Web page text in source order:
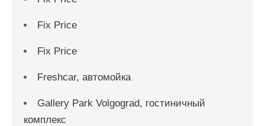
Fix Price
Fix Price
Freshcar, автомойка
Gallery Park Volgograd, гостиничный
комплекс